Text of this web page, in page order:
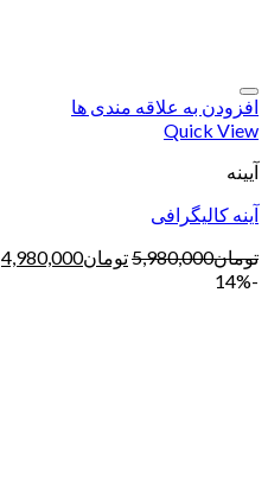
افزودن به علاقه مندی ها
Quick View
آیینه
آینه کالیگرافی
تومان5,980,000تومان4,980,000
-14%